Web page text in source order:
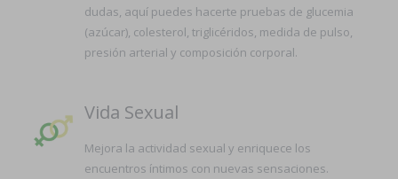
dudas, aquí puedes hacerte pruebas de glucemia
(azúcar), colesterol, triglicéridos, medida de pulso,
presión arterial y composición corporal.
Vida Sexual
Mejora la actividad sexual y enriquece los
encuentros íntimos con nuevas sensaciones.